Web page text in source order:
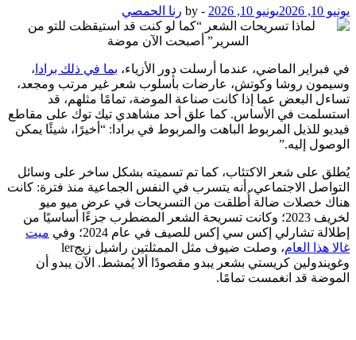
يونيو 10, 2026 يونيو 10, 2026 -
by رنا الحمصي
في فبراير الماضي، عندما أرسلت دور الأزياء، بما في ذلك برادا ،
وسيمون روشا وكوتش، عارضات بأسلوب شعر غير مرتب ومجعد،
تساءل البعض عما إذا كانت صناعة الموضة، تمامًا مثلهم، قد
استسلمت في الأساس. كما علق أحد مشاهدي تيك توك على مقاطع
فيديو للذيل المربوط الباهت والمربوط في برادا: “أخيرًا، شيئًا يمكن
الوصول إليه.”
يُطلق على شعر الاكتئاب، كما تم تسميته بشكل ساخر على وسائل
التواصل الاجتماعي، أنه يتسرب في النفس الجماعية منذ فترة: كانت
هناك خصلات ضالة أُطلقت من التسريحات في عرض ميو ميو
لخريف 2023؛ وكانت تسريحة الشعر المضطرب جزءًا أساسيًا من
إطلالة تشارلي إكس سي إكس للصيف في عام 2024؛ وفي
ميت
غالا هذا العام
، وصلت ضيوف مثل الممثلتين راشيل زيجler
وغويندولين كريستي بشعر يبدو مقصودًا ألا يُمشط. الآن يبدو أن
الموضة قد انغمست تمامًا.